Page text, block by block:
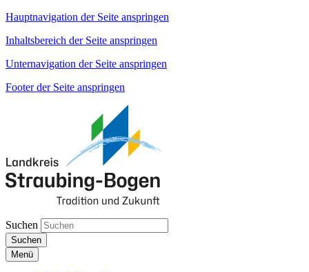
Hauptnavigation der Seite anspringen
Inhaltsbereich der Seite anspringen
Unternavigation der Seite anspringen
Footer der Seite anspringen
Suchen
Suchen
Menü